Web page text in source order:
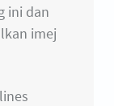
ini dan
imej